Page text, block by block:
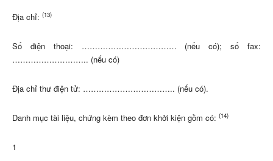
Địa chỉ: (13)
Số điện thoại: ……………………………… (nếu có); số fax:
……………………….. (nếu có)
Địa chỉ thư điện tử: …………………………….. (nếu có).
Danh mục tài liệu, chứng kèm theo đơn khởi kiện gồm có: (14)
1